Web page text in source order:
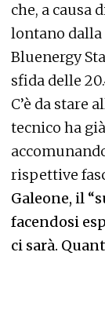
che, a causa
lontano
Bluenergy
sfida delle
C’è da stare
tecnico ha
rispettive
Galeone, il
facendosi
ci sarà.